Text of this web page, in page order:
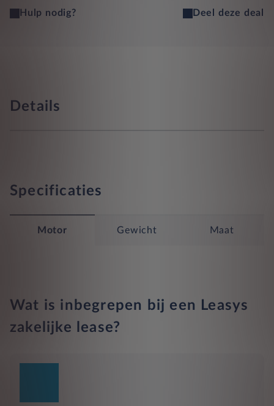
Hulp nodig? Deel deze deal
Details
Specificaties
Motor Gewicht Maat
Wat is inbegrepen bij een Leasys
zakelijke lease?